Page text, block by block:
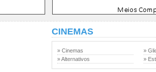
CINEMAS
» Cinemas
» Alternativos
»
»